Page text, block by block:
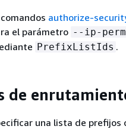
authorize-
el parámetro --ip-
PrefixListIds .
de
una lista de